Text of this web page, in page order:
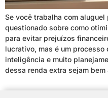
Se você trabalha com
questionado sobre como
para evitar prejuízos
lucrativo, mas é um processo
inteligência e muito
dessa renda extra sejam